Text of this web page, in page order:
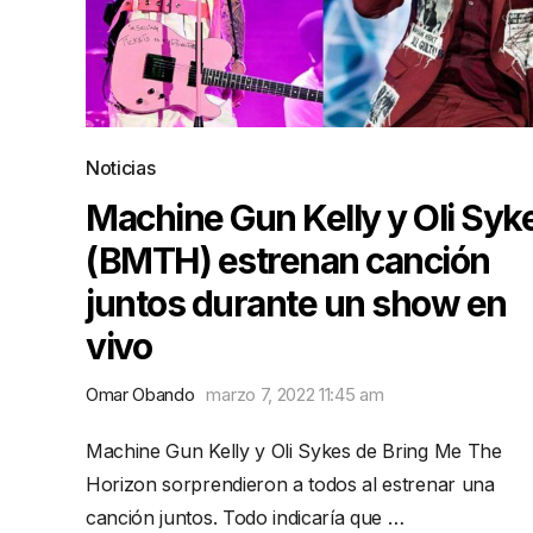
Noticias
Machine Gun Kelly y Oli
(BMTH) estrenan canción
juntos durante un show en
vivo
Omar Obando marzo 7, 2022 11:45 am
Machine Gun Kelly y Oli Sykes de Bring Me The
Horizon sorprendieron a todos al estrenar una
canción juntos. Todo indicaría que …